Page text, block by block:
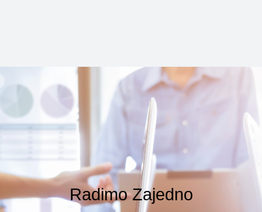
Radimo Zajedno